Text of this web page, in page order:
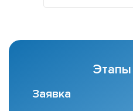
Этапы
Заявка